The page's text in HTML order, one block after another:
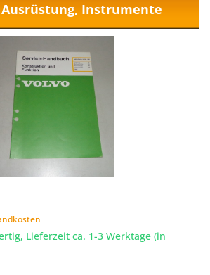
Instrumente
Lieferzeit ca. 1-3 Werktage (in